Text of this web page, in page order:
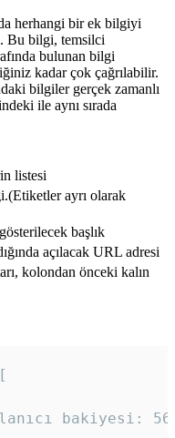
herhangi bir ek bilgiyi
Bu bilgi, temsilci
bulunan bilgi
kadar çok çağrılabilir.
bilgiler gerçek zamanlı
ile aynı sırada
listesi
ayrı olarak
başlık
açılacak URL adresi
kolondan önceki kalın
bakiyesi: